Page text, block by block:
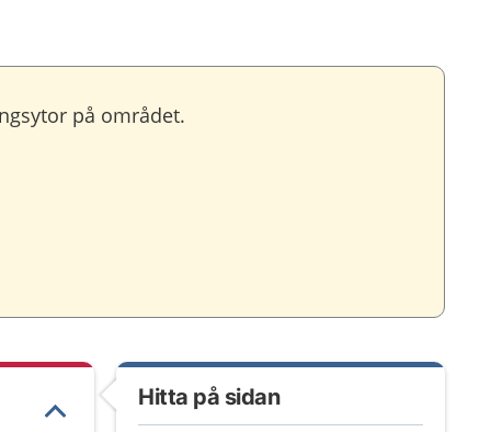
på området.
Hitta på sidan